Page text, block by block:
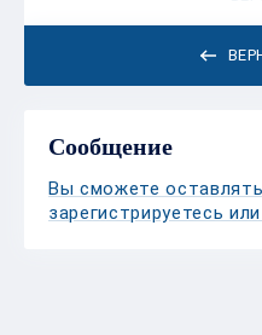
Сообщение
Вы сможете
зарегистрируетесь